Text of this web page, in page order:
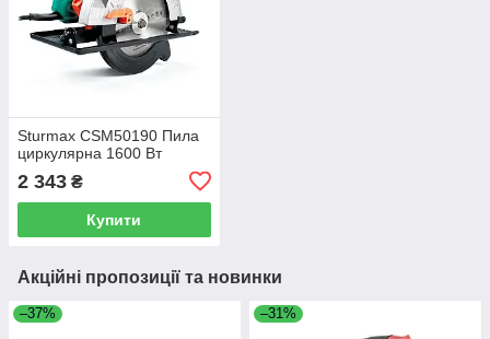
Sturmax CSM50190 Пила
циркулярна 1600 Вт
2 343 ₴
Купити
Акційні пропозиції та новинки
–37% –31%